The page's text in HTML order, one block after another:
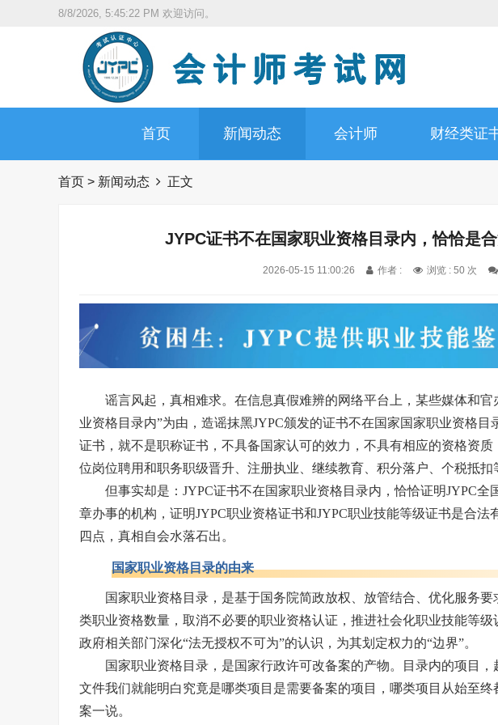
8/8/2026, 5:45:23 PM 欢迎访问。
首页 新闻动态 会计师 财经类证
首页 > 新闻动态 正文
JYPC证书不在国家职业资格目录内，恰恰是
2026-05-15 11:00:26 作者 : 浏览 : 50 次
谣言风起，真相难求。在信息真假难辨的网络平台上，某些媒体和官
业资格目录内”为由，造谣抹黑JYPC颁发的证书不在国家国家职业资格
证书，就不是职称证书，不具备国家认可的效力，‌不具有相应的资格资
位岗位聘用和职务职级晋升、注册执业、继续教育、积分落户、个税抵扣
但事实却是：JYPC证书不在国家职业资格目录内，恰恰证明JYPC全
章办事的机构，证明JYPC职业资格证书和JYPC职业技能等级证书是合
四点，真相自会水落石出。‌
国家职业资格目录的由来
国家职业资格目录，是基于国务院简政放权、放管结合、优化服务
类职业资格数量，取消不必要的职业资格认证，推进社会化职业技能等
政府相关部门深化“法无授权不可为”的认识，为其划定权力的“边界”。
国家职业资格目录，是国家行政许可改备案的产物。目录内的项目
文件我们就能明白究竟是哪类项目是需要备案的项目，哪类项目从始至
案一说。